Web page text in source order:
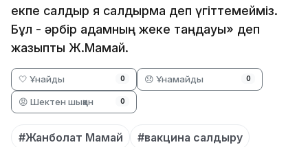
екпе салдыр я салдырма деп үгіттемейміз.
Бұл - әрбір адамның жеке таңдауы» деп
жазыпты Ж.Мамай.
🤍 Ұнайды 0 😞 Ұнамайды 0
😡 Шектен шыққан 0
#Жанболат Мамай #вакцина салдыру